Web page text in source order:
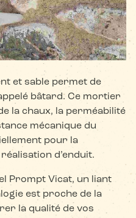
et sable permet de
bâtard. Ce mortier
la chaux, la perméabilité
mécanique du
pour la
d’enduit.
Prompt Vicat, un liant
est proche de la
la qualité de vos